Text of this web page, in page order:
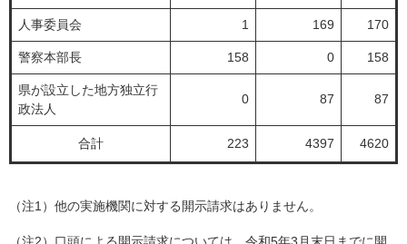
人事委員会 1 169 170
警察本部長 158 0 158
県が設立した地方独立行
政法人
0 87 87
合計 223 4397 4620
（注1）他の実施機関に対する開示請求はありません。